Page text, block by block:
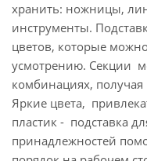
хранить: ножницы,
инструменты.
цветов, которые
усмотрению. Секции
комбинациях,
Яркие цвета,
пластик - подставка
принадлежностей